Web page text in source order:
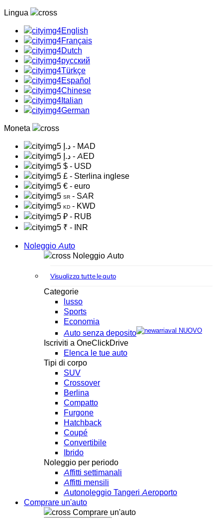
Lingua
English
Français
Dutch
русский
Türkçe
Español
Chinese
Italian
German
Moneta
د.إ - MAD
د.إ - AED
$ - USD
£ - Sterlina inglese
€ - euro
SR - SAR
KD - KWD
₽ - RUB
₹ - INR
Noleggio Auto
Noleggio Auto
Visualizza tutte le auto
Categorie
lusso
Sports
Economia
Auto senza deposito
NUOVO
Iscriviti a OneClickDrive
Elenca le tue auto
Tipi di corpo
SUV
Crossover
Berlina
Compatto
Furgone
Hatchback
Coupé
Convertibile
Ibrido
Noleggio per periodo
Affitti settimanali
Affitti mensili
Autonoleggio Tangeri Aeroporto
Comprare un'auto
Comprare un'auto